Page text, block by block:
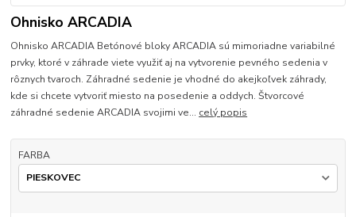
Ohnisko ARCADIA
Ohnisko ARCADIA Betónové bloky ARCADIA sú mimoriadne variabilné
prvky, ktoré v záhrade viete využiť aj na vytvorenie pevného sedenia v
rôznych tvaroch. Záhradné sedenie je vhodné do akejkoľvek záhrady,
kde si chcete vytvoriť miesto na posedenie a oddych. Štvorcové
záhradné sedenie ARCADIA svojimi ve... celý popis
FARBA